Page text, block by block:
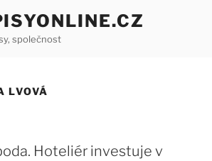
společnost
LVOVÁ
Hoteliér investuje v